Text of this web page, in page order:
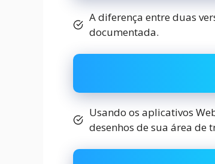
A diferença entre duas
documentada.
Usando os aplicativos
desenhos de sua área de